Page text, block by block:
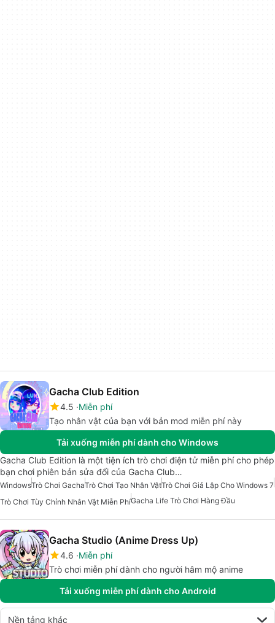
Gacha Club Edition
4.5 Miễn phí
Tạo nhân vật của bạn với bản mod miễn phí này
Tải xuống miễn phí dành cho Windows
Gacha Club Edition là một tiện ích trò chơi điện tử miễn phí cho phép
bạn chơi phiên bản sửa đổi của Gacha Club…
WindowsTrò Chơi GachaTrò Chơi Tạo Nhân VậtTrò Chơi Giả Lập Cho Windows 7
Trò Chơi Tùy Chỉnh Nhân Vật Miễn PhíGacha Life Trò Chơi Hàng Đầu
Gacha Studio (Anime Dress Up)
4.6 Miễn phí
Trò chơi miễn phí dành cho người hâm mộ anime
Tải xuống miễn phí dành cho Android
Nền tảng khác